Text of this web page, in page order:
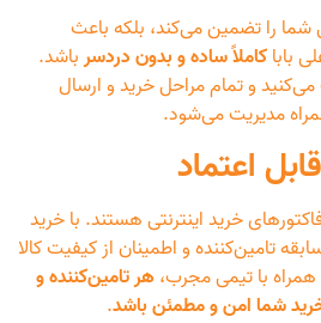
شما را تضمین می‌کند، بلکه باعث
باباکاملاً ساده و بدون دردسرباشد.
و تمام مراحل خرید و ارسال
مدیریت می‌شود.
اعتماد
خرید اینترنتی هستند. با خرید
تامین‌کننده و اطمینان از کیفیت کالا
با تیمی مجرب،هر تامین‌کننده و
شما امن و مطمئن باشد.